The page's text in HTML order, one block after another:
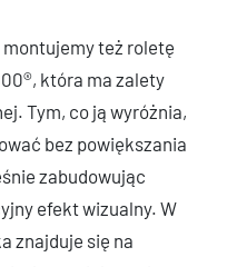
też roletę
która ma zalety
Tym, co ją wyróżnia,
bez powiększania
zabudowując
efekt wizualny. W
znajduje się na